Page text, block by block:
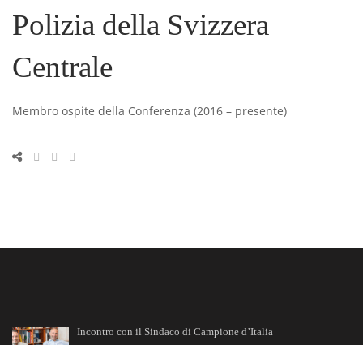
Polizia della Svizzera
Centrale
Membro ospite della Conferenza (2016 – presente)
Incontro con il Sindaco di Campione d’Italia